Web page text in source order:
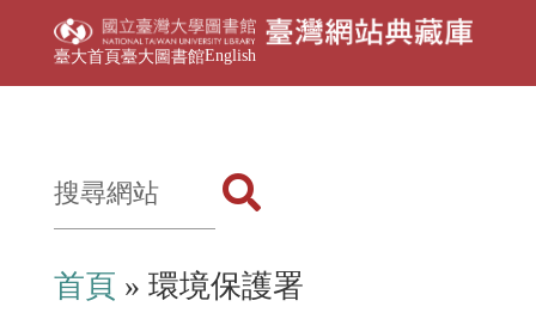
臺大首頁臺大圖書館English
首頁 » 環境保護署